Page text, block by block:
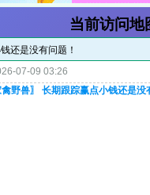
当前访问地
还是没有问题！
07-09 03:26
禽野兽〗 长期跟踪赢点小钱还是没